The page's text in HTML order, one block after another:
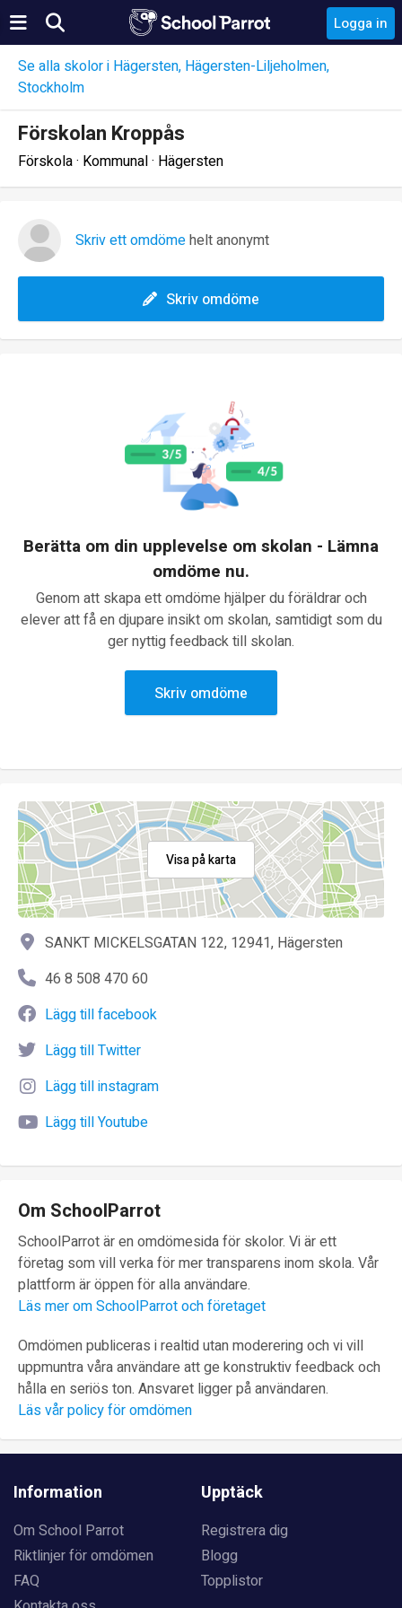
Logga in
Se alla skolor i Hägersten, Hägersten-Liljeholmen,
Stockholm
Förskolan Kroppås
Förskola · Kommunal · Hägersten
Skriv ett omdömehelt anonymt
Skriv omdöme
Berätta om din upplevelse om skolan - Lämna
omdöme nu.
Genom att skapa ett omdöme hjälper du föräldrar och
elever att få en djupare insikt om skolan, samtidigt som du
ger nyttig feedback till skolan.
Skriv omdöme
Visa på karta
SANKT MICKELSGATAN 122, 12941, Hägersten
46 8 508 470 60
Lägg till facebook
Lägg till Twitter
Lägg till instagram
Lägg till Youtube
Om SchoolParrot
SchoolParrot är en omdömesida för skolor. Vi är ett
företag som vill verka för mer transparens inom skola. Vår
plattform är öppen för alla användare.
Läs mer om SchoolParrot och företaget
Omdömen publiceras i realtid utan moderering och vi vill
uppmuntra våra användare att ge konstruktiv feedback och
hålla en seriös ton. Ansvaret ligger på användaren.
Läs vår policy för omdömen
Information
Om School Parrot
Riktlinjer för omdömen
FAQ
Upptäck
Registrera dig
Blogg
Topplistor